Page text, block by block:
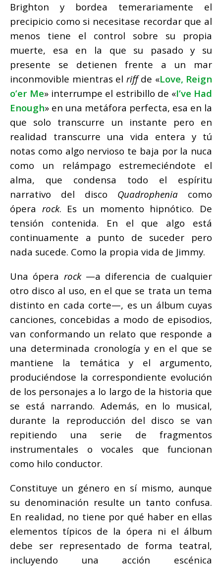
Brighton y bordea temerariamente el
precipicio como si necesitase recordar que al
menos tiene el control sobre su propia
muerte, esa en la que su pasado y su
presente se detienen frente a un mar
inconmovible mientras el riffde «Love, Reign
o’er Me» interrumpe el estribillo de «I’ve Had
Enough» en una metáfora perfecta, esa en la
que solo transcurre un instante pero en
realidad transcurre una vida entera y tú
notas como algo nervioso te baja por la nuca
como un relámpago estremeciéndote el
alma, que condensa todo el espíritu
narrativo del disco Quadrophenia como
ópera rock. Es un momento hipnótico. De
tensión contenida. En el que algo está
continuamente a punto de suceder pero
nada sucede. Como la propia vida de Jimmy.
Una ópera rock —a diferencia de cualquier
otro disco al uso, en el que se trata un tema
distinto en cada corte—, es un álbum cuyas
canciones, concebidas a modo de episodios,
van conformando un relato que responde a
una determinada cronología y en el que se
mantiene la temática y el argumento,
produciéndose la correspondiente evolución
de los personajes a lo largo de la historia que
se está narrando. Además, en lo musical,
durante la reproducción del disco se van
repitiendo una serie de fragmentos
instrumentales o vocales que funcionan
como hilo conductor.
Constituye un género en sí mismo, aunque
su denominación resulte un tanto confusa.
En realidad, no tiene por qué haber en ellas
elementos típicos de la ópera ni el álbum
debe ser representado de forma teatral,
incluyendo una acción escénica